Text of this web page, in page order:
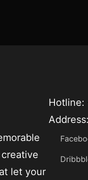
let your
Hotline: